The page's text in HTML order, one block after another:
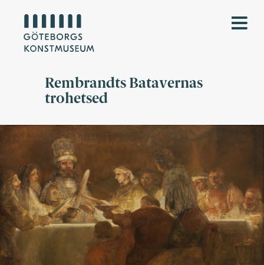
Rembrandts Batavernas
trohetsed
Målning i bruna nyanser av en grupp personer runt ett bord. Några
höjer sina svärd mot ledaren i krona.